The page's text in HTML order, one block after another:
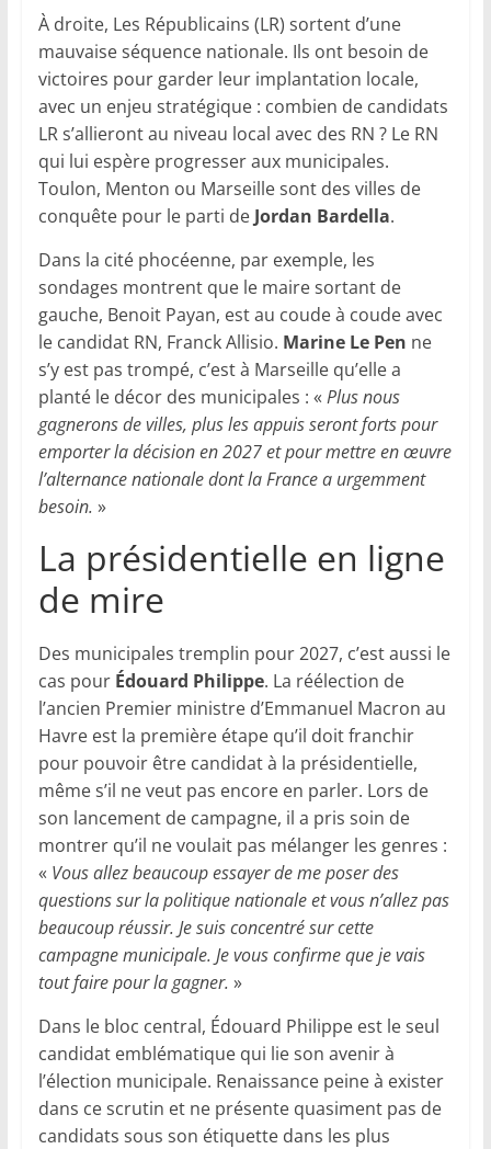
À droite, Les Républicains (LR) sortent d’une
mauvaise séquence nationale. Ils ont besoin de
victoires pour garder leur implantation locale,
avec un enjeu stratégique : combien de candidats
LR s’allieront au niveau local avec des RN ? Le RN
qui lui espère progresser aux municipales.
Toulon, Menton ou Marseille sont des villes de
conquête pour le parti de Jordan Bardella.
Dans la cité phocéenne, par exemple, les
sondages montrent que le maire sortant de
gauche, Benoit Payan, est au coude à coude avec
le candidat RN, Franck Allisio. Marine Le Pen ne
s’y est pas trompé, c’est à Marseille qu’elle a
planté le décor des municipales : « Plus nous
gagnerons de villes, plus les appuis seront forts pour
emporter la décision en 2027 et pour mettre en œuvre
l’alternance nationale dont la France a urgemment
besoin. »
La présidentielle en ligne
de mire
Des municipales tremplin pour 2027, c’est aussi le
cas pour Édouard Philippe. La réélection de
l’ancien Premier ministre d’Emmanuel Macron au
Havre est la première étape qu’il doit franchir
pour pouvoir être candidat à la présidentielle,
même s’il ne veut pas encore en parler. Lors de
son lancement de campagne, il a pris soin de
montrer qu’il ne voulait pas mélanger les genres :
« Vous allez beaucoup essayer de me poser des
questions sur la politique nationale et vous n’allez pas
beaucoup réussir. Je suis concentré sur cette
campagne municipale. Je vous confirme que je vais
tout faire pour la gagner. »
Dans le bloc central, Édouard Philippe est le seul
candidat emblématique qui lie son avenir à
l’élection municipale. Renaissance peine à exister
dans ce scrutin et ne présente quasiment pas de
candidats sous son étiquette dans les plus